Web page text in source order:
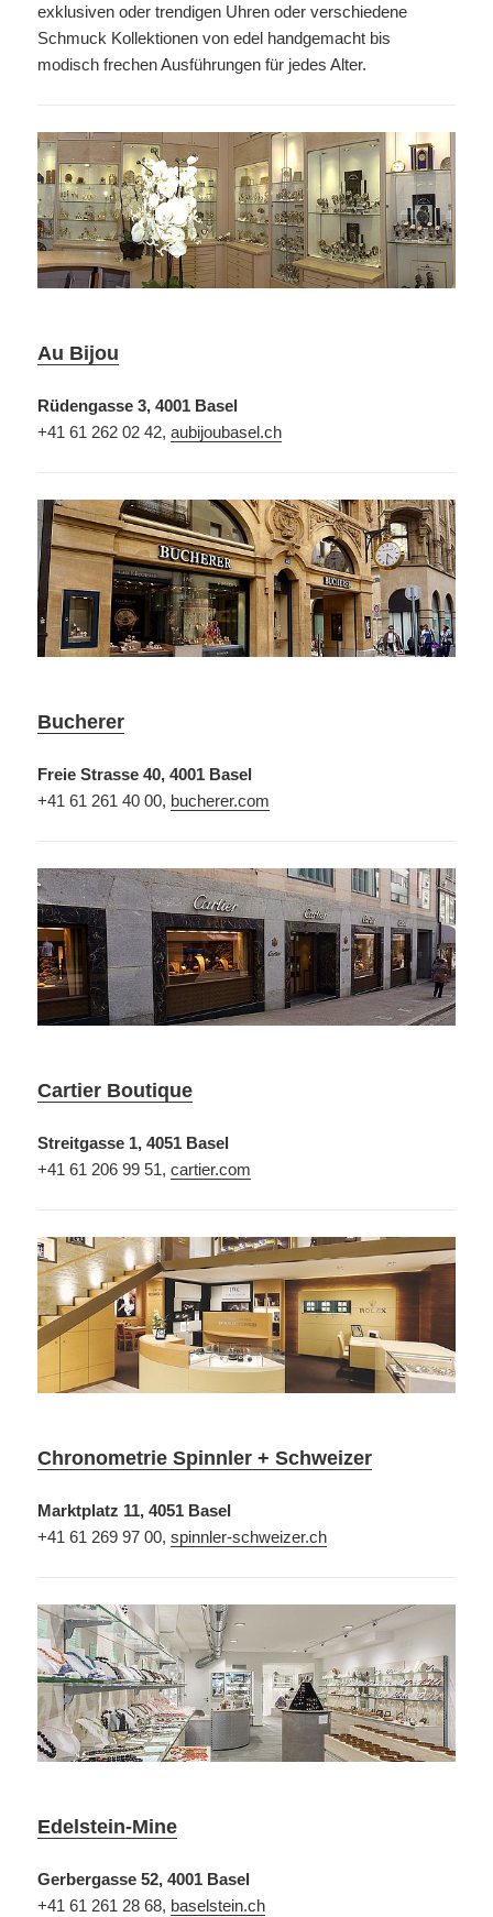
exklusiven oder trendigen Uhren oder verschiedene
Schmuck Kollektionen von edel handgemacht bis
modisch frechen Ausführungen für jedes Alter.
Au Bijou
Rüdengasse 3, 4001 Basel
+41 61 262 02 42,aubijoubasel.ch
Bucherer
Freie Strasse 40, 4001 Basel
+41 61 261 40 00, bucherer.com
Cartier Boutique
Streitgasse 1, 4051 Basel
+41 61 206 99 51,cartier.com
Chronometrie Spinnler + Schweizer
Marktplatz 11, 4051 Basel
+41 61 269 97 00,spinnler-schweizer.ch
Edelstein-Mine
Gerbergasse 52, 4001 Basel
+41 61 261 28 68, baselstein.ch